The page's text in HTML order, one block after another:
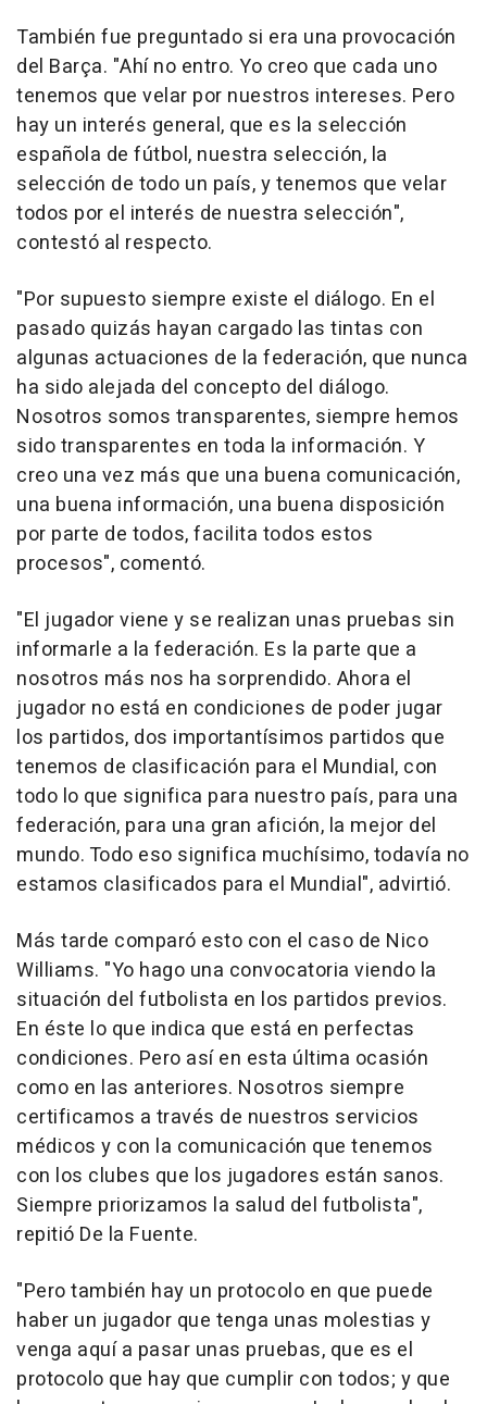
También fue preguntado si era una provocación
del Barça. "Ahí no entro. Yo creo que cada uno
tenemos que velar por nuestros intereses. Pero
hay un interés general, que es la selección
española de fútbol, nuestra selección, la
selección de todo un país, y tenemos que velar
todos por el interés de nuestra selección",
contestó al respecto.
"Por supuesto siempre existe el diálogo. En el
pasado quizás hayan cargado las tintas con
algunas actuaciones de la federación, que nunca
ha sido alejada del concepto del diálogo.
Nosotros somos transparentes, siempre hemos
sido transparentes en toda la información. Y
creo una vez más que una buena comunicación,
una buena información, una buena disposición
por parte de todos, facilita todos estos
procesos", comentó.
"El jugador viene y se realizan unas pruebas sin
informarle a la federación. Es la parte que a
nosotros más nos ha sorprendido. Ahora el
jugador no está en condiciones de poder jugar
los partidos, dos importantísimos partidos que
tenemos de clasificación para el Mundial, con
todo lo que significa para nuestro país, para una
federación, para una gran afición, la mejor del
mundo. Todo eso significa muchísimo, todavía no
estamos clasificados para el Mundial", advirtió.
Más tarde comparó esto con el caso de Nico
Williams. "Yo hago una convocatoria viendo la
situación del futbolista en los partidos previos.
En éste lo que indica que está en perfectas
condiciones. Pero así en esta última ocasión
como en las anteriores. Nosotros siempre
certificamos a través de nuestros servicios
médicos y con la comunicación que tenemos
con los clubes que los jugadores están sanos.
Siempre priorizamos la salud del futbolista",
repitió De la Fuente.
"Pero también hay un protocolo en que puede
haber un jugador que tenga unas molestias y
venga aquí a pasar unas pruebas, que es el
protocolo que hay que cumplir con todos; y que